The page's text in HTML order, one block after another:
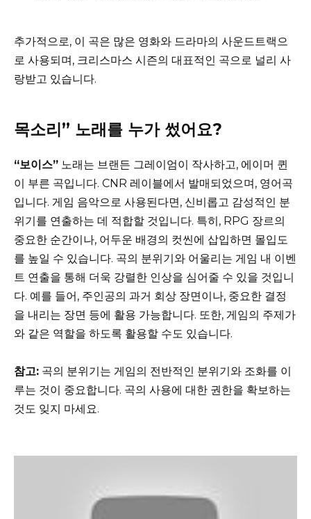
추가적으로, 이 곡은 많은 영화와 드라마의 사운드트랙으
로 사용되며, 크리스마스 시즌의 대표적인 곡으로 널리 사
랑받고 있습니다.
목소리” 노래를 누가 썼어요?
“보이스” 노래는 브랜든 그레이엄이 작사하고, 에이머 퀸
이 부른 곡입니다. CNR 레이블에서 발매되었으며, 영어곡
입니다. 게임 음악으로 사용된다면, 신비롭고 감성적인 분
위기를 연출하는 데 적합할 것입니다. 특히, RPG 장르의
중요한 순간이나, 어두운 배경의 컷씬에 삽입하면 몰입도
를 높일 수 있습니다. 곡의 분위기와 어울리는 게임 내 이벤
트 연출을 통해 더욱 강렬한 인상을 심어줄 수 있을 것입니
다. 예를 들어, 주인공의 과거 회상 장면이나, 중요한 결정
을 내리는 장면 등에 활용 가능합니다. 또한, 게임의 주제가
와 같은 역할을 하도록 활용할 수도 있습니다.
참고: 곡의 분위기는 게임의 전반적인 분위기와 조화를 이
루는 것이 중요합니다. 곡의 사용에 대한 권한을 확보하는
것도 잊지 마세요.